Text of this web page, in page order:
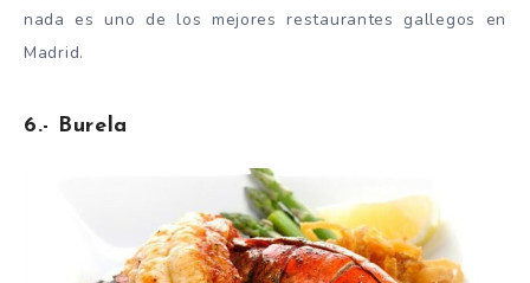
nada es uno de los mejores restaurantes gallegos en
Madrid.
6.- Burela